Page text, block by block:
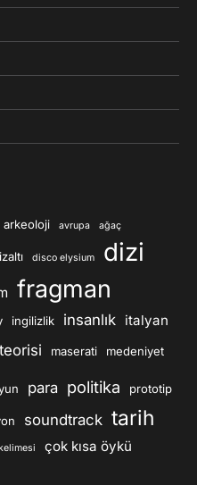
arkeoloji avrupa ağaç
disco elysium dizi
fragman
ingilizlik insanlık italyan
maserati medeniyet
para politika prototip
soundtrack tarih
çok kısa öykü